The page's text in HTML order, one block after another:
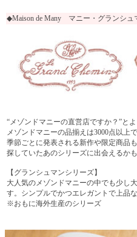
◆Maison de Many マニー・グランシ
“メゾンドマニーの直営店ですか？”と
メゾンドマニーの品揃えは3000点以上
季節ごとに発表される新作や限定商品
探していたあのシリーズに出会えるか
【グランシュマンシリーズ】
大人気のメゾンドマニーの中でも少し
す。シンプルでかつエレガントで上品
※おもに海外生産のシリーズ